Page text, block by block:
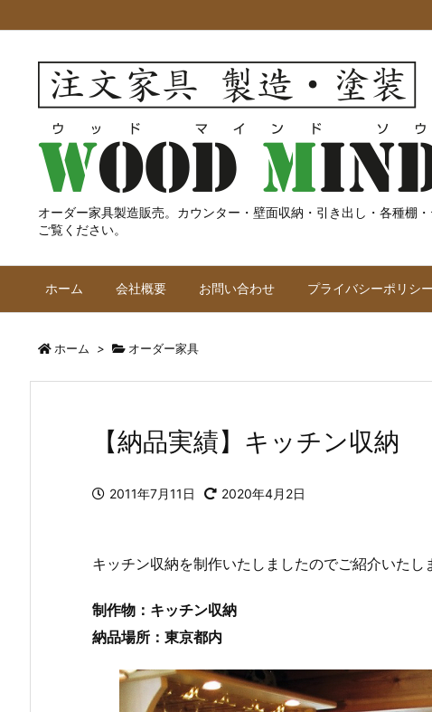
オーダー家具製造販売。カウンター・壁面収納・引き出し・各種棚
ご覧ください。
ホーム 会社概要 お問い合わせ プライバシーポリシー
ホーム > オーダー家具
【納品実績】キッチン収納
2011年7月11日 2020年4月2日
キッチン収納を制作いたしましたのでご紹介いたし
制作物：キッチン収納
納品場所：東京都内